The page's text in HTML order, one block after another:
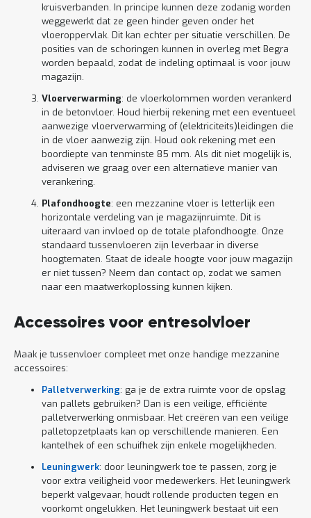
kruisverbanden. In principe kunnen deze zodanig worden
weggewerkt dat ze geen hinder geven onder het
vloeroppervlak. Dit kan echter per situatie verschillen. De
posities van de schoringen kunnen in overleg met Begra
worden bepaald, zodat de indeling optimaal is voor jouw
magazijn.
Vloerverwarming: de vloerkolommen worden verankerd
in de betonvloer. Houd hierbij rekening met een eventueel
aanwezige vloerverwarming of (elektriciteits)leidingen die
in de vloer aanwezig zijn. Houd ook rekening met een
boordiepte van tenminste 85 mm. Als dit niet mogelijk is,
adviseren we graag over een alternatieve manier van
verankering.
Plafondhoogte: een mezzanine vloer is letterlijk een
horizontale verdeling van je magazijnruimte. Dit is
uiteraard van invloed op de totale plafondhoogte. Onze
standaard tussenvloeren zijn leverbaar in diverse
hoogtematen. Staat de ideale hoogte voor jouw magazijn
er niet tussen? Neem dan contact op, zodat we samen
naar een maatwerkoplossing kunnen kijken.
Accessoires voor entresolvloer
Maak je tussenvloer compleet met onze handige mezzanine
accessoires:
Palletverwerking: ga je de extra ruimte voor de opslag
van pallets gebruiken? Dan is een veilige, efficiënte
palletverwerking onmisbaar. Het creëren van een veilige
palletopzetplaats kan op verschillende manieren. Een
kantelhek of een schuifhek zijn enkele mogelijkheden.
Leuningwerk: door leuningwerk toe te passen, zorg je
voor extra veiligheid voor medewerkers. Het leuningwerk
beperkt valgevaar, houdt rollende producten tegen en
voorkomt ongelukken. Het leuningwerk bestaat uit een